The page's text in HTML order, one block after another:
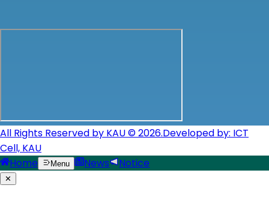
All Rights Reserved by KAU © 2026.Developed by: ICT
Cell, KAU
Home
Menu News Notice
✕